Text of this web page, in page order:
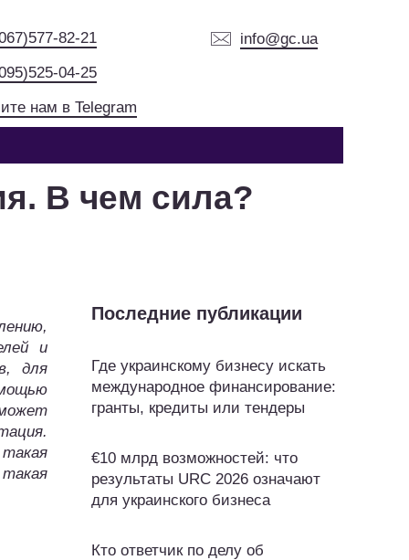
82-21
04-25
нам в Telegram
info@gc.ua
В чем сила?
и
для
Последние публикации
Где украинскому бизнесу искать
международное финансирование:
гранты, кредиты или тендеры
€10 млрд возможностей: что
результаты URC 2026 означают
для украинского бизнеса
Кто ответчик по делу об